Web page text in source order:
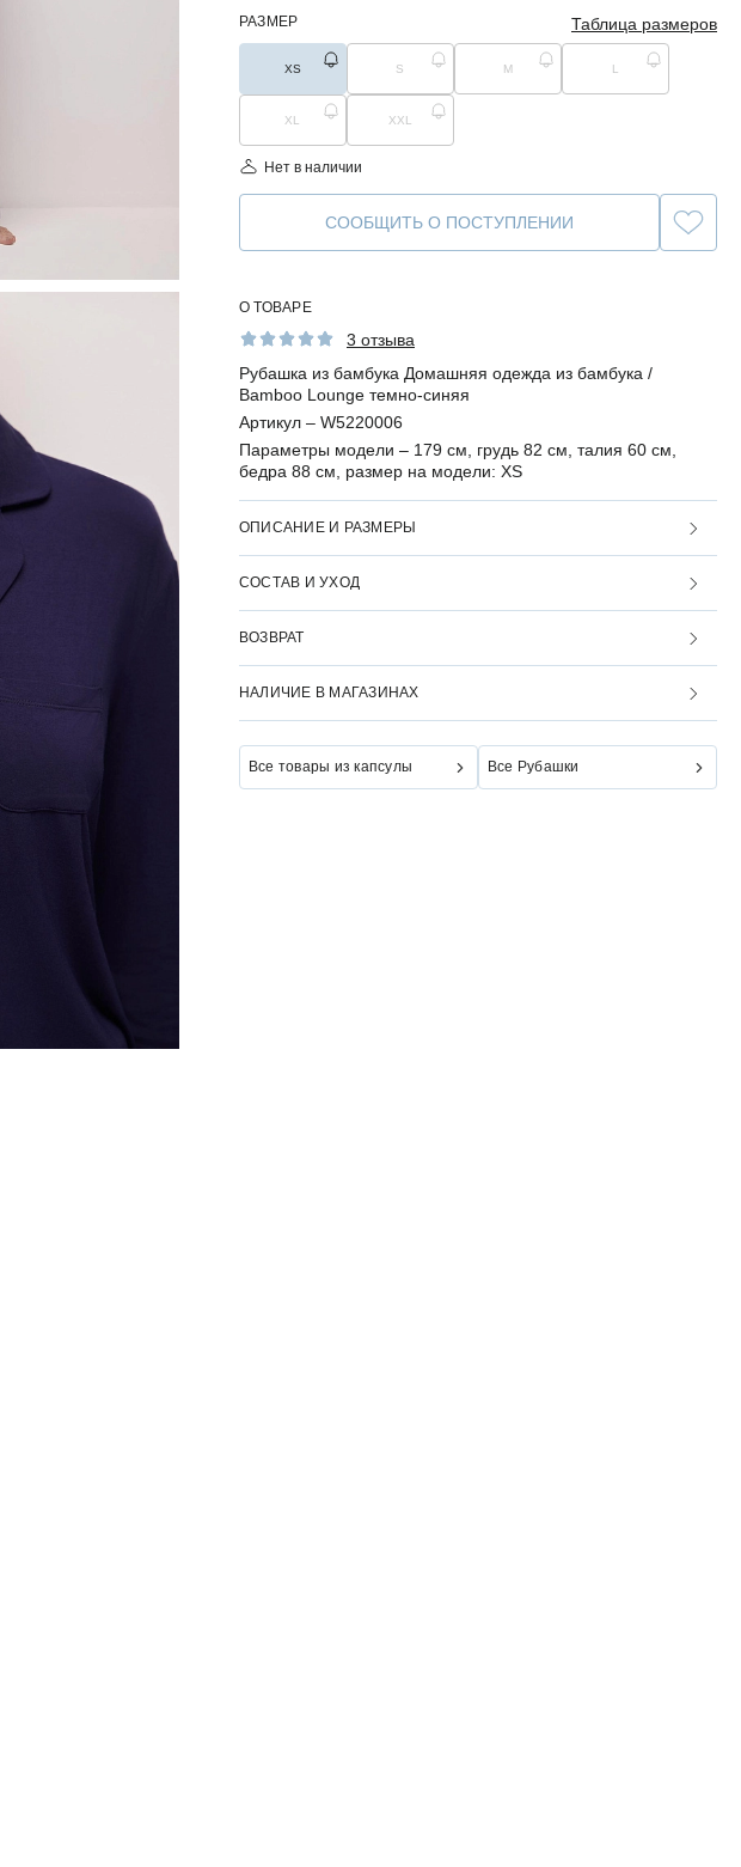
РАЗМЕР Таблица размеров
XS S M L
XL XXL
Нет в наличии
СООБЩИТЬ О ПОСТУПЛЕНИИ
О ТОВАРЕ
3 отзыва
Рубашка из бамбука Домашняя одежда из бамбука /
Bamboo Lounge темно-синяя
Артикул – W5220006
Параметры модели – 179 см, грудь 82 см, талия 60 см,
бедра 88 см, размер на модели: XS
ОПИСАНИЕ И РАЗМЕРЫ
СОСТАВ И УХОД
ВОЗВРАТ
НАЛИЧИЕ В МАГАЗИНАХ
Все товары из капсулы Все Рубашки